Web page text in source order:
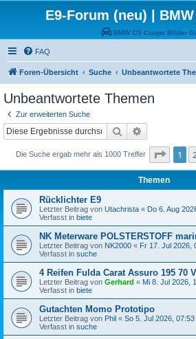
E9-Forum (neu) |
BMW CS Coupe Bilder
FAQ
Foren-Übersicht Suche Unbeantwortete
Unbeantwortete Themen
Zur erweiterten Suche
Suche
Die Suche ergab mehr als 1000 Treffer Seite 1
1
Themen
Rücklichter E9
Letzter Beitrag von Utachrista « Do 6. Aug
Verfasst in biete
NK Meterware POLSTERSTOFF
Letzter Beitrag von NK2000 « Fr 17. Jul 2026,
Verfasst in suche
4 Reifen Fulda Carat Assuro 195 70
Letzter Beitrag von Gerhard « Mi 8. Jul 2026,
Verfasst in biete
Gutachten Momo Prototipo
Letzter Beitrag von Phil « So 5. Jul 2026, 07:53
Verfasst in suche